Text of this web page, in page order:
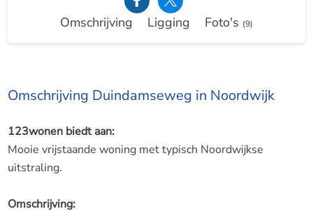
Omschrijving Ligging Foto's (9)
Omschrijving Duindamseweg in Noordwijk
123wonen biedt aan:
Mooie vrijstaande woning met typisch Noordwijkse
uitstraling.
Omschrijving: